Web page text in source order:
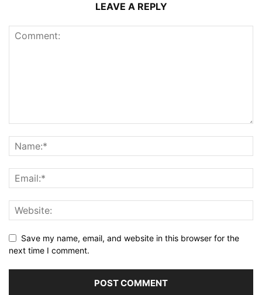
LEAVE A REPLY
Save my name, email, and website in this browser for the
next time I comment.